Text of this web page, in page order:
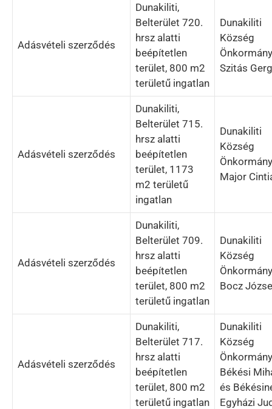
Adásvételi szerződés
Dunakiliti,
Belterület 720.
hrsz alatti
beépítetlen
terület, 800 m2
területű ingatlan
Dunakiliti
Község
Szitás
Adásvételi szerződés
Dunakiliti,
Belterület 715.
hrsz alatti
beépítetlen
terület, 1173
m2 területű
ingatlan
Dunakiliti
Község
Major
Adásvételi szerződés
Dunakiliti,
Belterület 709.
hrsz alatti
beépítetlen
terület, 800 m2
területű ingatlan
Dunakiliti
Község
Bocz
Adásvételi szerződés
Dunakiliti,
Belterület 717.
hrsz alatti
beépítetlen
terület, 800 m2
területű ingatlan
Dunakiliti
Község
Békési
és
Egyházi